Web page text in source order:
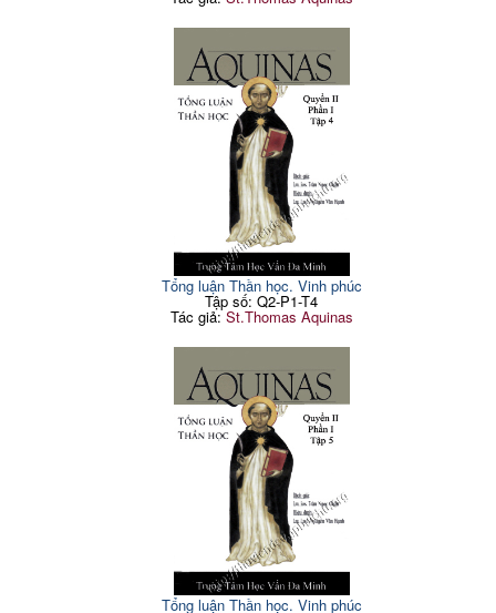
Tổng luận Thần học. Vinh phúc
Tập số: Q2-P1-T4
Tác giả:St.Thomas Aquinas
Tổng luận Thần học. Vinh phúc